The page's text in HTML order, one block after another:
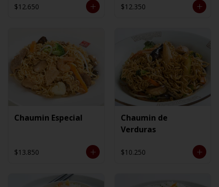
$12.650 $12.350
Chaumin Especial
$13.850
Chaumin de
Verduras
$10.250